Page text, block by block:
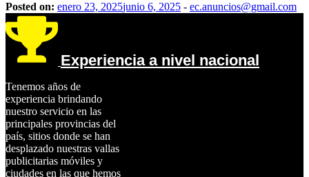
Posted on: enero 23, 2025junio 6, 2025 - ec.anuncios@gmail.com
Experiencia a nivel nacional
Tenemos años de
experiencia brindando
nuestro servicio en las
principales provincias del
país, sitios donde se han
desplazado nuestras vallas
publicitarias móviles y
ciudades en las que hemos